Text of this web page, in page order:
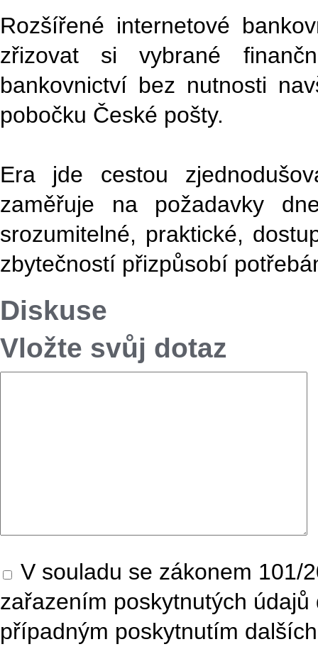
Rozšířené internetové
zřizovat si vybrané
bankovnictví bez nutnosti
pobočku České pošty.
Era jde cestou
zaměřuje na požadavky
srozumitelné, praktické,
zbytečností přizpůsobí
Diskuse
Vložte svůj dotaz
V souladu se zákonem 101/
zařazením poskytnutých
případným poskytnutím